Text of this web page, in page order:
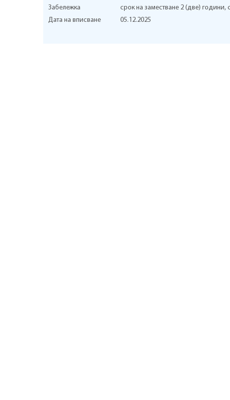
Забележка
срок на заместване 2 (две) години,
Дата на вписване
05.12.2025